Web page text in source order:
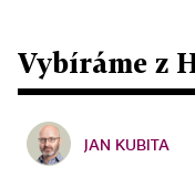
Vybíráme z
JAN KUBITA